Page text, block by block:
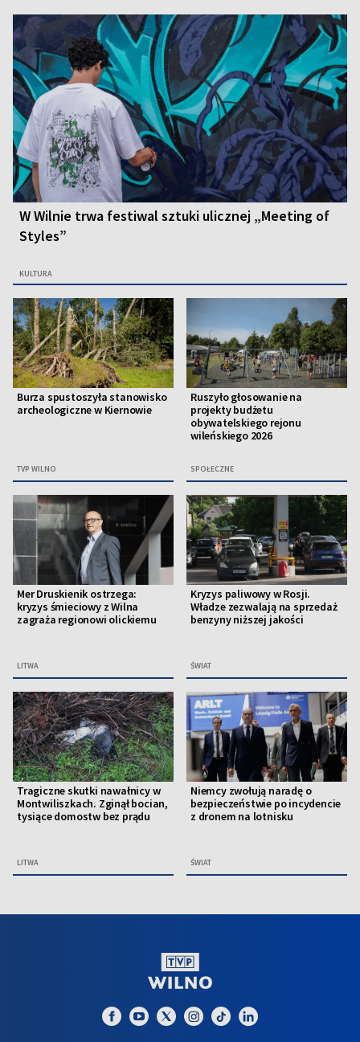
W Wilnie trwa festiwal sztuki ulicznej „Meeting of
Styles”
KULTURA
Burza spustoszyła stanowisko
archeologiczne w Kiernowie
TVP WILNO
Ruszyło głosowanie na
projekty budżetu
obywatelskiego rejonu
wileńskiego 2026
SPOŁECZNE
Mer Druskienik ostrzega:
kryzys śmieciowy z Wilna
zagraża regionowi olickiemu
LITWA
Kryzys paliwowy w Rosji.
Władze zezwalają na sprzedaż
benzyny niższej jakości
ŚWIAT
Tragiczne skutki nawałnicy w
Montwiliszkach. Zginął bocian,
tysiące domostw bez prądu
LITWA
Niemcy zwołują naradę o
bezpieczeństwie po incydencie
z dronem na lotnisku
ŚWIAT